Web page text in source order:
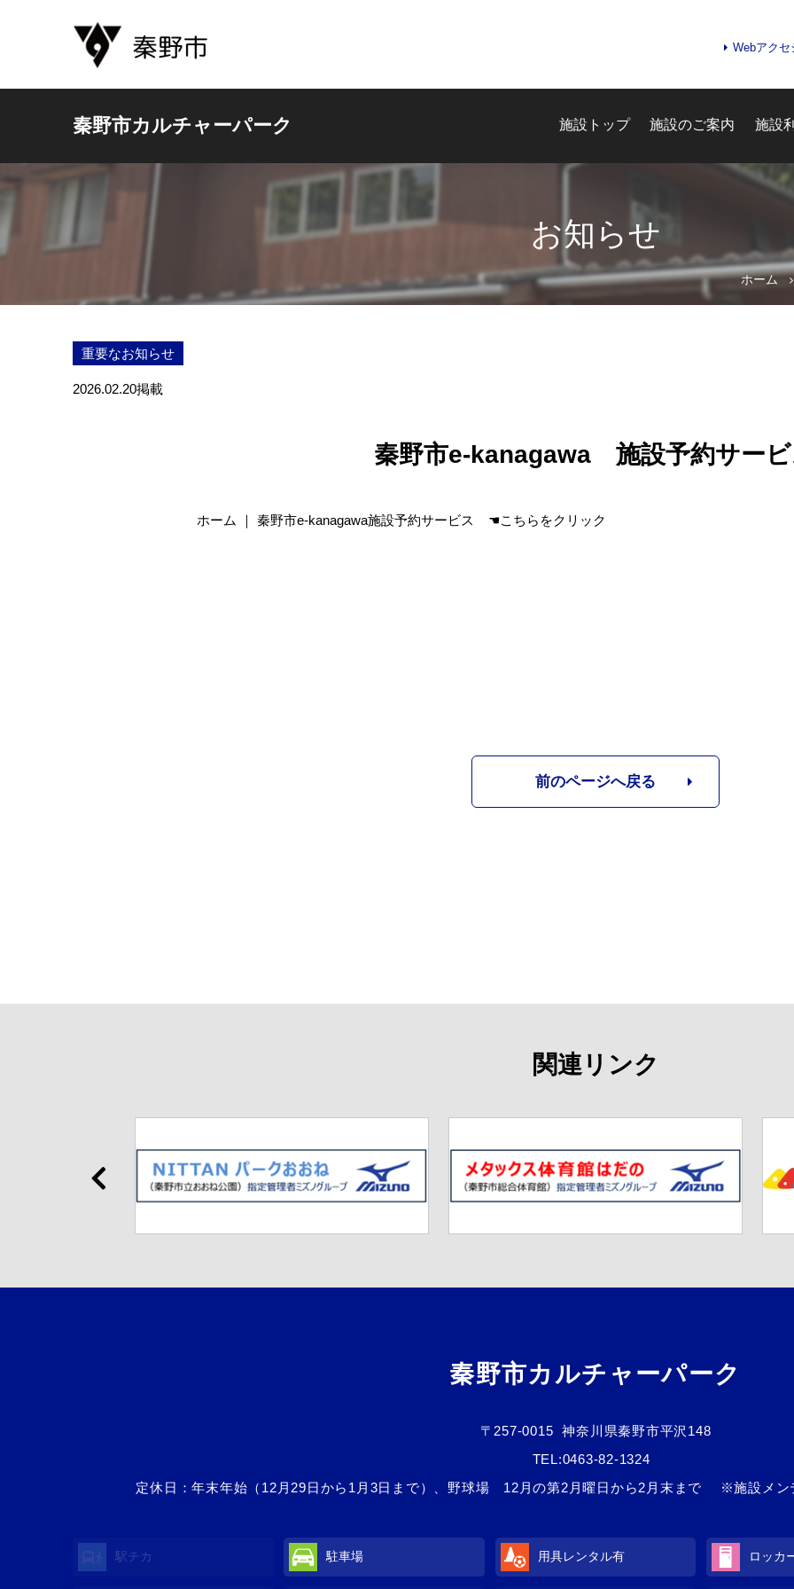
Webアク
秦野市カルチャーパーク 施設トップ 施設のご案内 施設
お問合せフォーム
e-kanagawa施設予約システム
お知らせ
ホーム
重要なお知らせ
2026.02.20掲載
秦野市e-kanagawa 施設予約サー
ホーム ｜ 秦野市e-kanagawa施設予約サービス ☚こちらをクリック
前のページへ戻る
関連リンク
秦野市カルチャーパーク
〒257-0015
神奈川県秦野市平沢148
TEL:0463-82-1324
定休日：年末年始（12月29日から1月3日まで）、野球場 12月の第2月曜日から2月末まで ※施設メン
駅チカ 駐車場 用具レンタル有 ロッカ